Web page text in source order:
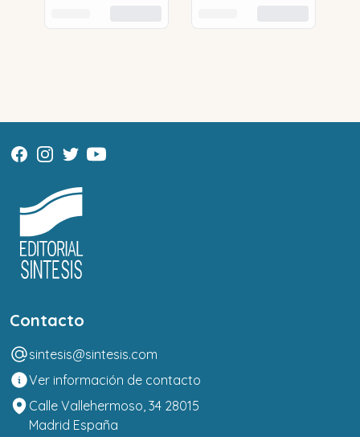
Contacto
sintesis@sintesis.com
Ver información de contacto
Calle Vallehermoso, 34 28015
Madrid España